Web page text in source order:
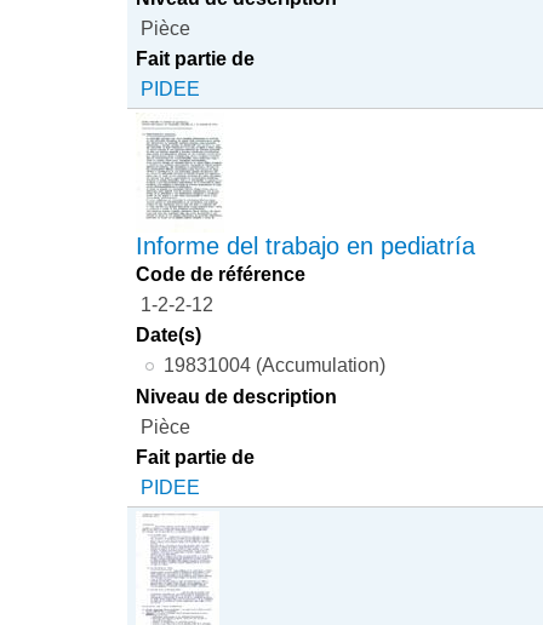
Pièce
Fait partie de
PIDEE
Informe del trabajo en pediatría
Code de référence
1-2-2-12
Date(s)
19831004 (Accumulation)
Niveau de description
Pièce
Fait partie de
PIDEE